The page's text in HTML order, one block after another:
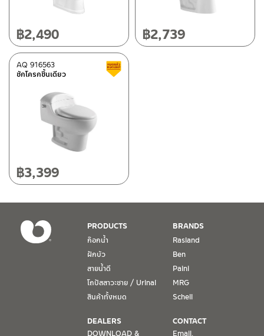
฿2,490 ฿2,739
ชักโครกชิ้นเดียว
AQ 916563
฿3,399
PRODUCTS
ก๊อกน้ำ
ฝักบัว
สายน้ำดี
โถปัสสาวะชาย / Urinal
สินค้าทั้งหมด
BRANDS
Rasland
Ben
Paini
MRG
Schell
DEALERS
DOWNLOAD &
CONTACT
Email.